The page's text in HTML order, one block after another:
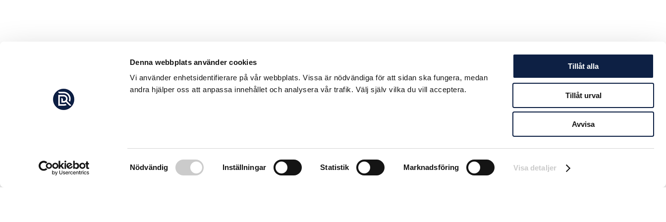
Denna webbplats använder cookies
Vi använder enhetsidentifierare på vår webbplats. Vissa är nödvändiga för att sidan ska fungera, medan
andra hjälper oss att anpassa innehållet och analysera vår trafik. Välj själv vilka du vill acceptera.
Samtyckesval
Nödvändig Inställningar Statistik Marknadsföring Visa detaljer
Tillåt alla
Tillåt urval
Avvisa